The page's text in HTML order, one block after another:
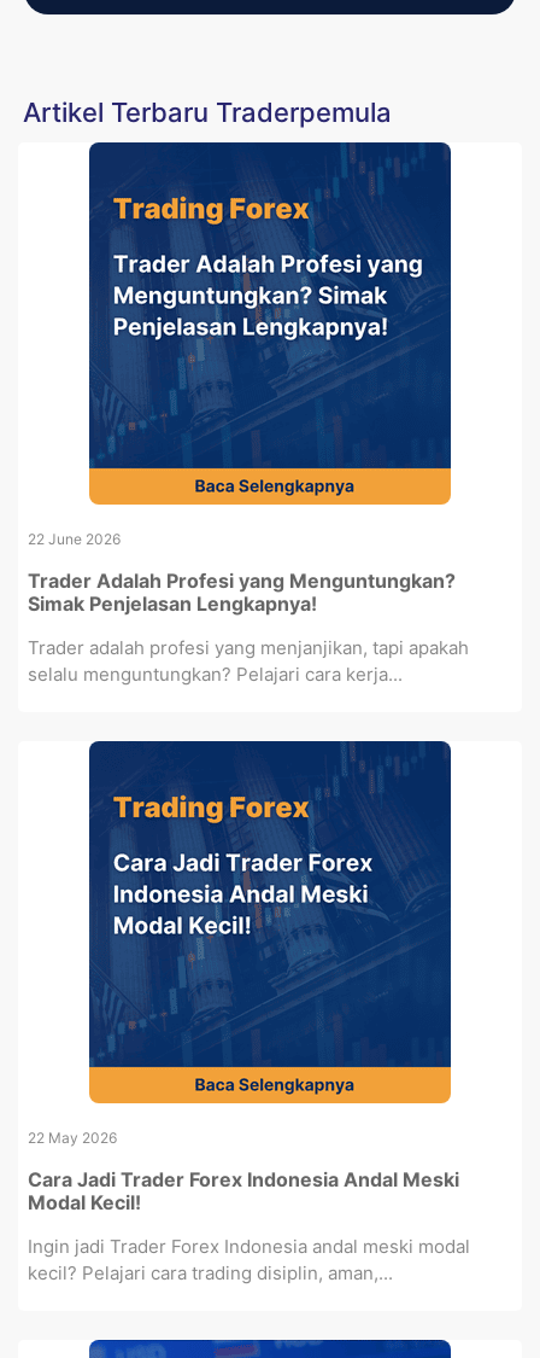
Artikel Terbaru Traderpemula
22 June 2026
Trader Adalah Profesi yang Menguntungkan?
Simak Penjelasan Lengkapnya!
Trader adalah profesi yang menjanjikan, tapi apakah
selalu menguntungkan? Pelajari cara kerja...
22 May 2026
Cara Jadi Trader Forex Indonesia Andal Meski
Modal Kecil!
Ingin jadi Trader Forex Indonesia andal meski modal
kecil? Pelajari cara trading disiplin, aman,...